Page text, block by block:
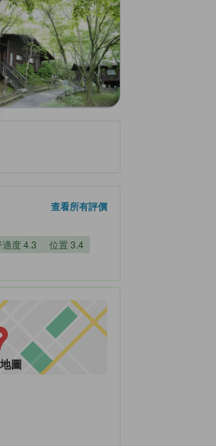
查看所有評價
度 4.3
位置 3.4
圖